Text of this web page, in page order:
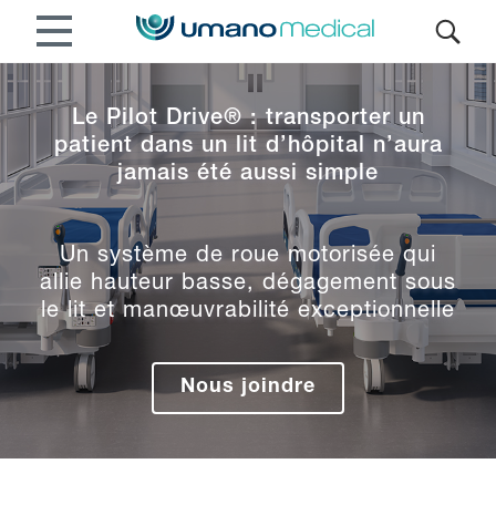
Le Pilot Drive® : transporter un
patient dans un lit d’hôpital n’aura
jamais été aussi simple
Un système de roue motorisée qui
allie hauteur basse, dégagement sous
le lit et manœuvrabilité exceptionnelle
Nous joindre